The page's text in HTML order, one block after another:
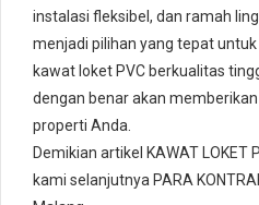
instalasi fleksibel, dan ramah
menjadi pilihan yang tepat
kawat loket PVC berkualitas
dengan benar akan
properti Anda.
Demikian artikel KAWAT LOKET
kami selanjutnya PARA